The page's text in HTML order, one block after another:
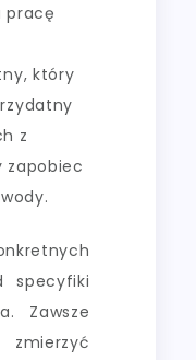
pracę
który
z
zapobiec
specyfiki
Zawsze